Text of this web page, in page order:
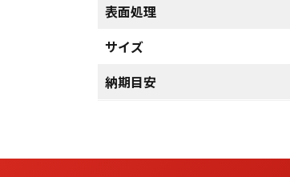
表面処理
サイズ
納期目安